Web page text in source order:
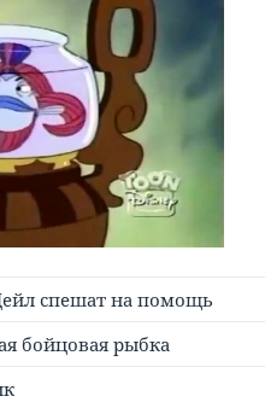
спешат на помощь
бойцовая рыбка